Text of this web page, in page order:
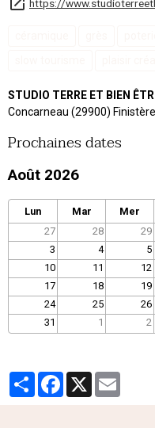
https://
STUDIO TERRE ET BIEN
Concarneau (29900)
Prochaines dates
Août 2026
Lun Mar Mer
27
28 29
3
4 5
10
11 12
17
18 19
24
25 26
31
1 2
PartagerFacebook
X